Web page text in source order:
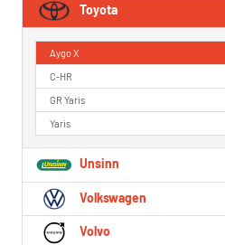
Toyota
Aygo X
C-HR
GR Yaris
Yaris
Unsinn
Volkswagen
Volvo